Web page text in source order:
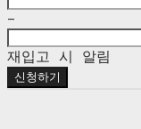
-
재입고 시 알림
신청하기